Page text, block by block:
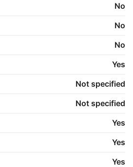
No
No
No
Yes
Not specified
Not specified
Yes
Yes
Yes